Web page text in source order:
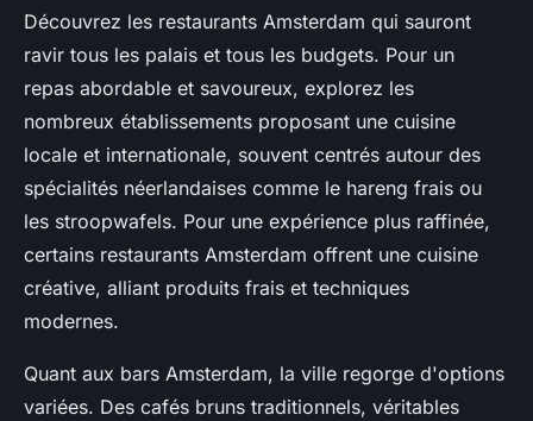
Découvrez les restaurants Amsterdam qui sauront
ravir tous les palais et tous les budgets. Pour un
repas abordable et savoureux, explorez les
nombreux établissements proposant une cuisine
locale et internationale, souvent centrés autour des
spécialités néerlandaises comme le hareng frais ou
les stroopwafels. Pour une expérience plus raffinée,
certains restaurants Amsterdam offrent une cuisine
créative, alliant produits frais et techniques
modernes.
Quant aux bars Amsterdam, la ville regorge d'options
variées. Des cafés bruns traditionnels, véritables